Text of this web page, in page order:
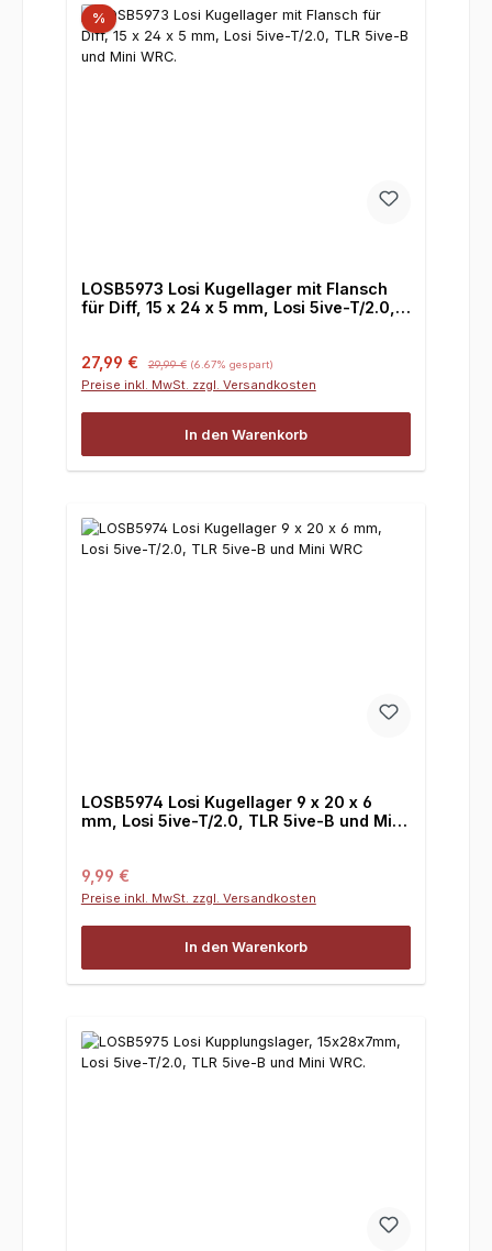
%
LOSB5973 Losi Kugellager mit Flansch
für Diff, 15 x 24 x 5 mm, Losi 5ive-T/2.0,
Verkaufspreis:
27,99 € 29,99 € (6.67% gespart)
Preise inkl. MwSt. zzgl. Versandkosten
In den Warenkorb
LOSB5974 Losi Kugellager 9 x 20 x 6
mm, Losi 5ive-T/2.0, TLR 5ive-B und Mini
Regulärer Preis:
9,99 €
Preise inkl. MwSt. zzgl. Versandkosten
In den Warenkorb